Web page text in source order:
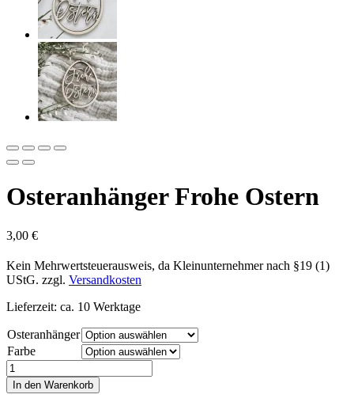
Osteranhänger Frohe Ostern
3,00 €
Kein Mehrwertsteuerausweis, da Kleinunternehmer nach §19 (1)
UStG. zzgl. Versandkosten
Lieferzeit: ca. 10 Werktage
Osteranhänger
Farbe
Osteranhänger
Frohe
Ostern
In den Warenkorb